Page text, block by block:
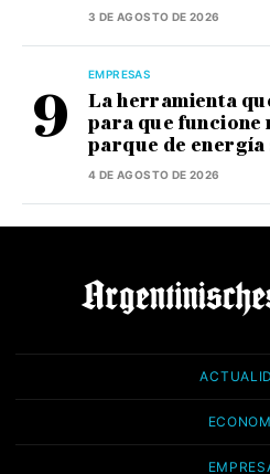
3 DE AGOSTO DE 2026
EMPRESAS
La herramienta
para que funcione
parque de energía
4 DE AGOSTO DE 2026